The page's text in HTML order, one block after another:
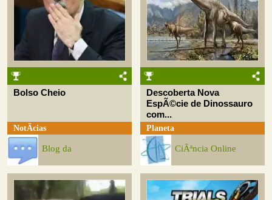
Bolso Cheio
NotÃ­cias
Blog da
Descoberta Nova
EspÃ©cie de Dinossauro
com...
Planeta
CiÃªncia Online